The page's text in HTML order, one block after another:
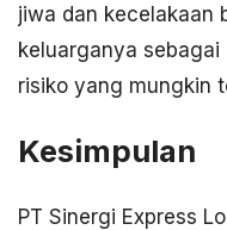
jiwa dan kecelakaan
keluarganya
risiko yang mungkin
Kesimpulan
PT Sinergi Express